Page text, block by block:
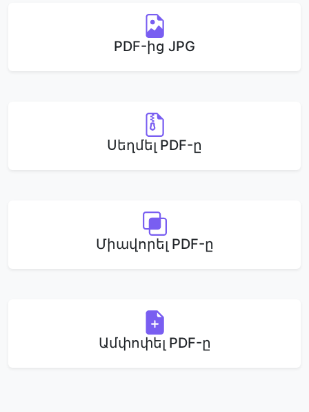
PDF-ից JPG
Սեղմել PDF-ը
Միավորել PDF-ը
Ամփոփել PDF-ը